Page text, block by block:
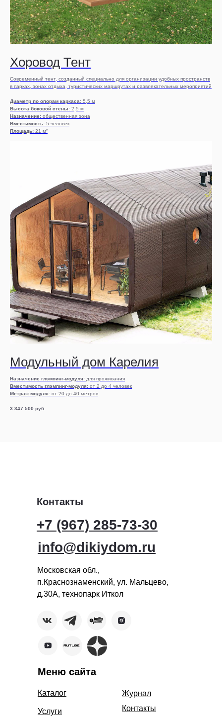
Хоровод Тент
Современный тент, созданный специально для организации удобных пространств
в парках, зонах отдыха, туристических маршрутах и развлекательных мероприятий
Диаметр по опорам каркаса: 5,5 м
Высота боковой стены: 2,5 м
Назначение: общественная зона
Вместимость: 5 человек
Площадь: 21 м²
Модульный дом Карелия
Назначение глэмпинг-модуля: для проживания
Вместимость глэмпинг-модуля: от 2 до 4 человек
Метраж модуля: от 20 до 40 метров
3 347 500 руб.
+7 (967) 285-73-30
info@dikiydom.ru
Московская обл.,
п.Краснознаменский, ул. Мальцево,
д.30А, технопарк Иткол
Меню сайта
Каталог
Услуги
Журнал
Контакты
Контакты